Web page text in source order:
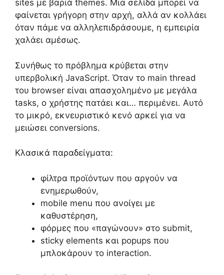
sites με βαριά themes. Μια σελίδα μπορεί να
φαίνεται γρήγορη στην αρχή, αλλά αν κολλάει
όταν πάμε να αλληλεπιδράσουμε, η εμπειρία
χαλάει αμέσως.
Συνήθως το πρόβλημα κρύβεται στην
υπερβολική JavaScript. Όταν το main thread
του browser είναι απασχολημένο με μεγάλα
tasks, ο χρήστης πατάει και… περιμένει. Αυτό
το μικρό, εκνευριστικό κενό αρκεί για να
μειώσει conversions.
Κλασικά παραδείγματα:
φίλτρα προϊόντων που αργούν να
ενημερωθούν,
mobile menu που ανοίγει με
καθυστέρηση,
φόρμες που «παγώνουν» στο submit,
sticky elements και popups που
μπλοκάρουν το interaction.